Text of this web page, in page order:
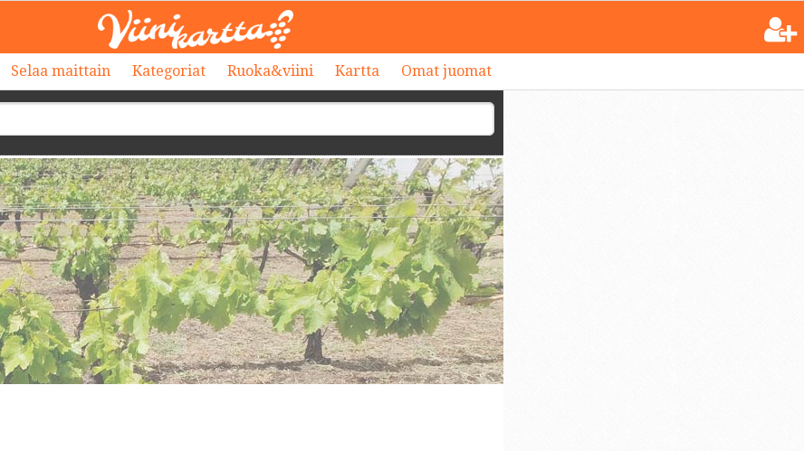
Selaa maittain Kategoriat Ruoka&viini Kartta Omat juomat